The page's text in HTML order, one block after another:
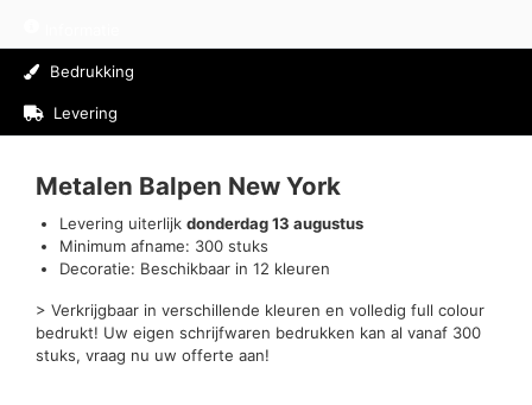
Bedrukking
Levering
Metalen Balpen New York
Levering uiterlijk donderdag 13 augustus
Minimum afname: 300 stuks
Decoratie: Beschikbaar in 12 kleuren
> Verkrijgbaar in verschillende kleuren en volledig full colour
bedrukt! Uw eigen schrijfwaren bedrukken kan al vanaf 300
stuks, vraag nu uw offerte aan!